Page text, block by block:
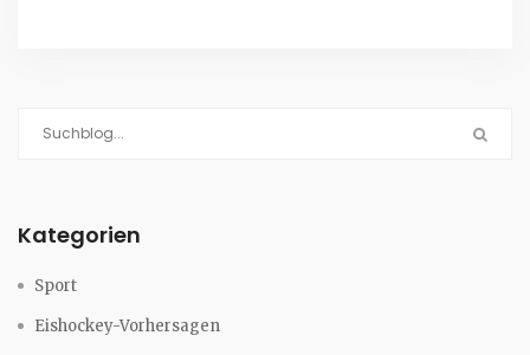
Kategorien
Sport
Eishockey-Vorhersagen